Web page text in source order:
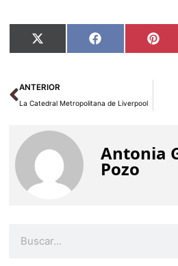
Compartir
en
X
(Twitter)
Compartir
en
Facebook
en
Ant
ANTERIOR
La Catedral Metropolitana de Liverpool
Antonia
Pozo